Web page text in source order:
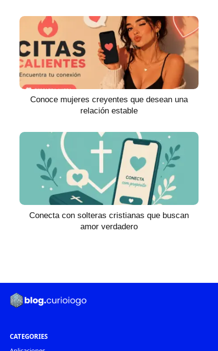
Conoce mujeres creyentes que desean una
relación estable
Conecta con solteras cristianas que buscan
amor verdadero
CATEGORIES